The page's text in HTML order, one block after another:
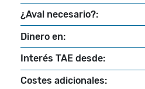
¿Aval necesario?:
Dinero en:
Interés TAE desde:
Costes adicionales: